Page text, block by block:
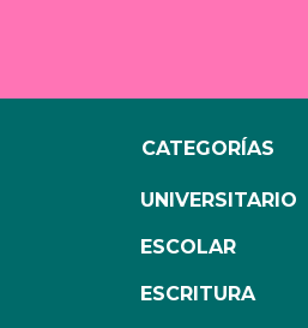
CATEGORÍAS
UNIVERSITARIO
ESCOLAR
ESCRITURA